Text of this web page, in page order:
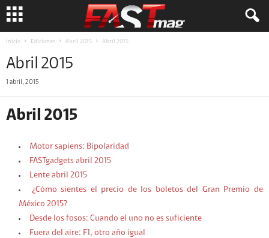
Inicio Ediciones Abril 2015 Abril 2015
Abril 2015
1 abril, 2015
Abril 2015
Motor sapiens: Bipolaridad
FASTgadgets abril 2015
Lente abril 2015
¿Cómo sientes el precio de los boletos del Gran Premio de
México 2015?
Desde los fosos: Cuando el uno no es suficiente
Fuera del aire: F1, otro año igual